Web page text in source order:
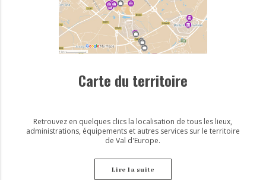
Carte du territoire
Retrouvez en quelques clics la localisation de tous les lieux,
administrations, équipements et autres services sur le territoire
de Val d'Europe.
Lire la suite